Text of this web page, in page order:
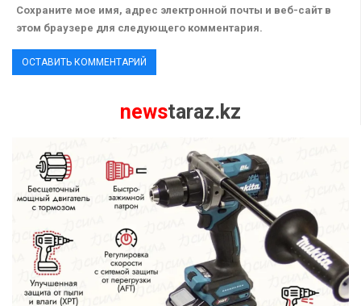
Сохраните мое имя, адрес электронной почты и веб-сайт в
этом браузере для следующего комментария.
newstaraz.kz